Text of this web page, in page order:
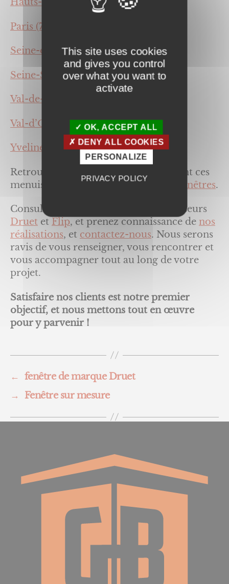
Paris (75),
Seine-et-Marne (77),
Seine-Saint-Denis (93),
Val-de-Marne (94),
Val-d’Oise (95),
Yvelines (78).
Retrouver les informations concernant ces
menuiseries sur nos pages dédiées :
Fenêtres.
Consultez les produits de nos fournisseurs
Druet et Flip, et prenez connaissance de nos
réalisations, et contactez-nous. Nous serons
ravis de vous renseigner, vous rencontrer et
vous accompagner tout au long de votre
projet.
Satisfaire nos clients est notre premier
objectif, et nous mettons tout en œuvre
pour y parvenir !
← fenêtre de marque Druet
→
Fenêtre sur mesure
This site uses cookies
and gives you control
over what you want to
activate
OK, ACCEPT ALL
DENY ALL COOKIES
PERSONALIZE
PRIVACY POLICY